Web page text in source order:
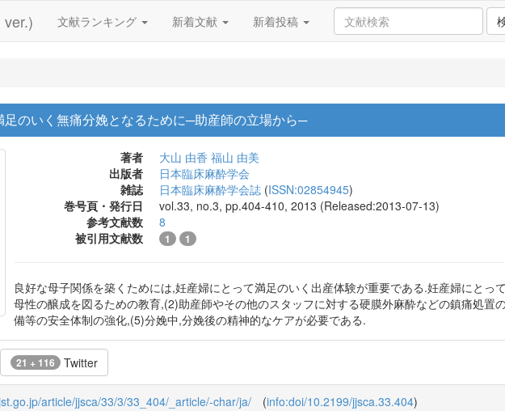
文献ランキング 新着文献 新着投稿
足のいく無痛分娩となるために─助産師の立場から─
著者 大山 由香 福山 由美
出版者
日本臨床麻酔学会
雑誌
日本臨床麻酔学会誌 (ISSN:02854945)
巻号頁・発行日
vol.33, no.3, pp.404-410, 2013 (Released:2013-07-13)
参考文献数
8
被引用文献数
1 1
良好な母子関係を築くためには,妊産婦にとって満足のいく出産体験が重要である.妊産婦にとっ
母性の醸成を図るための教育,(2)助産師やその他のスタッフに対する硬膜外麻酔などの鎮痛処置
備等の安全体制の強化,(5)分娩中,分娩後の精神的なケアが必要である.
21 + 116 Twitter
article/jjsca/33/3/33_404/_article/-char/ja/ (info:doi/10.2199/jjsca.33.404)